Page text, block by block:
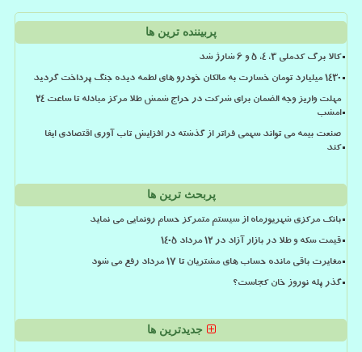
پربیننده ترین ها
کالا برگ کدملی 3، 4، 5 و 6 شارژ شد
۱۴۳۰ میلیارد تومان خسارت به مالکان خودرو های لطمه دیده جنگ پرداخت گردید
مهلت واریز وجه الضمان برای شرکت در حراج شمش طلا مرکز مبادله تا ساعت ۲۴
امشب
صنعت بیمه می تواند سهمی فراتر از گذشته در افزایش تاب آوری اقتصادی ایفا
کند
پربحث ترین ها
بانک مرکزی شهریورماه از سیستم متمرکز حسام رونمایی می نماید
قیمت سکه و طلا در بازار آزاد در ۱۲ مرداد ۱۴۰۵
مغایرت باقی مانده حساب های مشتریان تا 17 مرداد رفع می شود
گذر پله نوروز خان کجاست؟
جدیدترین ها